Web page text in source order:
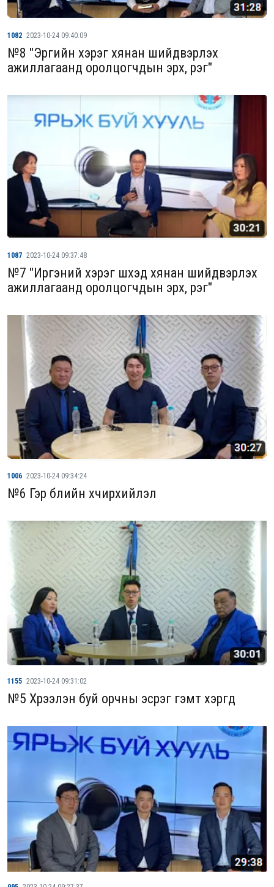
1082 2023-10-24 09:40:09
№8 "Эрүүгийн хэрэг хянан шийдвэрлэх
ажиллагаанд оролцогчдын эрх, үүрэг"
1087 2023-10-24 09:37:48
№7 "Иргэний хэрэг шүүхэд хянан шийдвэрлэх
ажиллагаанд оролцогчдын эрх, үүрэг"
1006 2023-10-24 09:34:24
№6 Гэр бүлийн хүчирхийлэл
1155 2023-10-24 09:31:02
№5 Хүрээлэн буй орчны эсрэг гэмт хэргүүд